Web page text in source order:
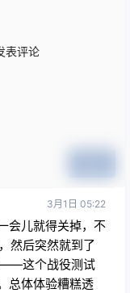
表评论
3月1日 05:22
会儿就得关掉，不
然后突然就到了
——这个战役测试
总体体验糟糕透